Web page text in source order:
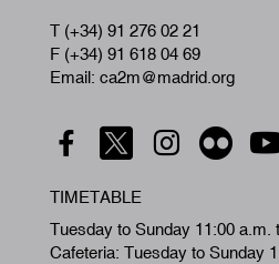
T (+34) 91 276 02 21
F (+34) 91 618 04 69
Email: ca2m@madrid.org
TIMETABLE
Tuesday to Sunday 11:00 a.m.
Cafeteria: Tuesday to Sunday